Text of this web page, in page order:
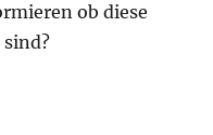
ob diese